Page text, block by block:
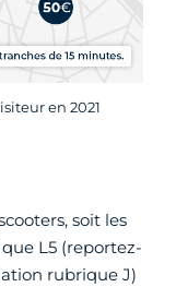
en 2021
soit les
L5 (reportez-
rubrique J)